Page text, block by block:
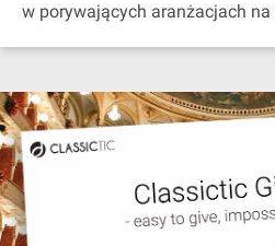
w porywających aranżacjach